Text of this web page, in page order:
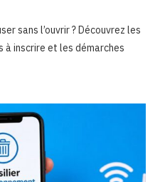
sans l’ouvrir ? Découvrez les
à inscrire et les démarches